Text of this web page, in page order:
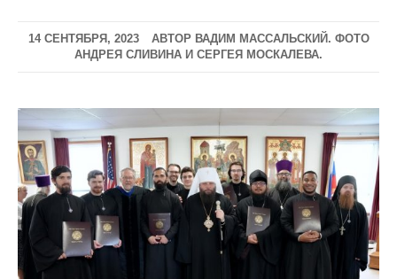
14 СЕНТЯБРЯ, 2023
АВТОР ВАДИМ МАССАЛЬСКИЙ. ФОТО
АНДРЕЯ СЛИВИНА И СЕРГЕЯ МОСКАЛЕВА.